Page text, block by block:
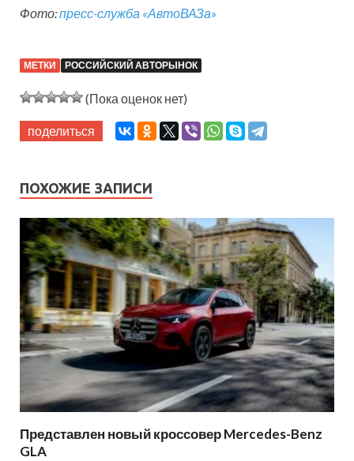
Фото:пресс-служба «АвтоВАЗа»
МЕТКИ РОССИЙСКИЙ АВТОРЫНОК
(Пока оценок нет)
поделиться
ПОХОЖИЕ ЗАПИСИ
Представлен новый кроссовер Mercedes-Benz
GLA